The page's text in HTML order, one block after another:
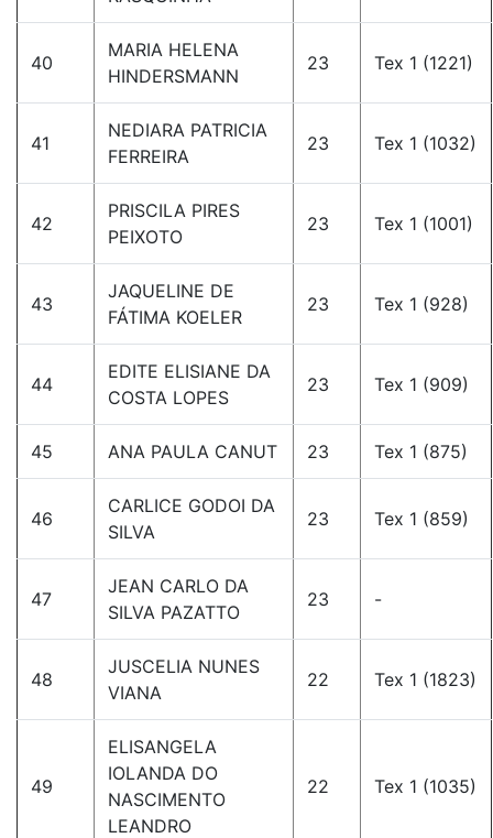
40
MARIA HELENA
HINDERSMANN
23 Tex 1 (1221)
41
NEDIARA PATRICIA
FERREIRA
23 Tex 1 (1032)
42
PRISCILA PIRES
PEIXOTO
23 Tex 1 (1001)
43
JAQUELINE DE
FÁTIMA KOELER
23 Tex 1 (928)
44
EDITE ELISIANE DA
COSTA LOPES
23 Tex 1 (909)
45 ANA PAULA CANUT 23 Tex 1 (875)
46
CARLICE GODOI DA
SILVA
23 Tex 1 (859)
47
JEAN CARLO DA
SILVA PAZATTO
23 -
48
JUSCELIA NUNES
VIANA
22 Tex 1 (1823)
49
ELISANGELA
IOLANDA DO
NASCIMENTO
LEANDRO
22 Tex 1 (1035)